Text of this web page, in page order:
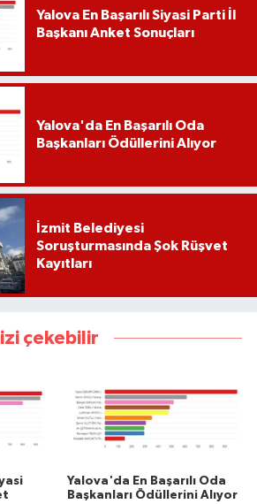
Yalova En Başarılı Siyasi Parti İl
Başkanı Anket Sonuçları
Yalova'da En Başarılı Oda
Başkanları Ödüllerini Alıyor
İzmit Belediyesi
Soruşturmasında Şok Rüşvet
Kayıtları
çekebilir
Yalova'da En Başarılı Oda
Başkanları Ödüllerini Alıyor